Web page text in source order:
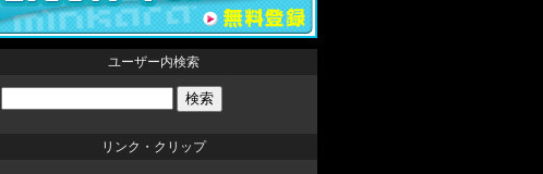
ユーザー内検索
リンク・クリップ